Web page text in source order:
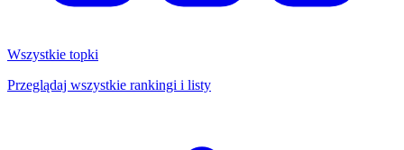
Wszystkie topki
Przeglądaj wszystkie rankingi i listy